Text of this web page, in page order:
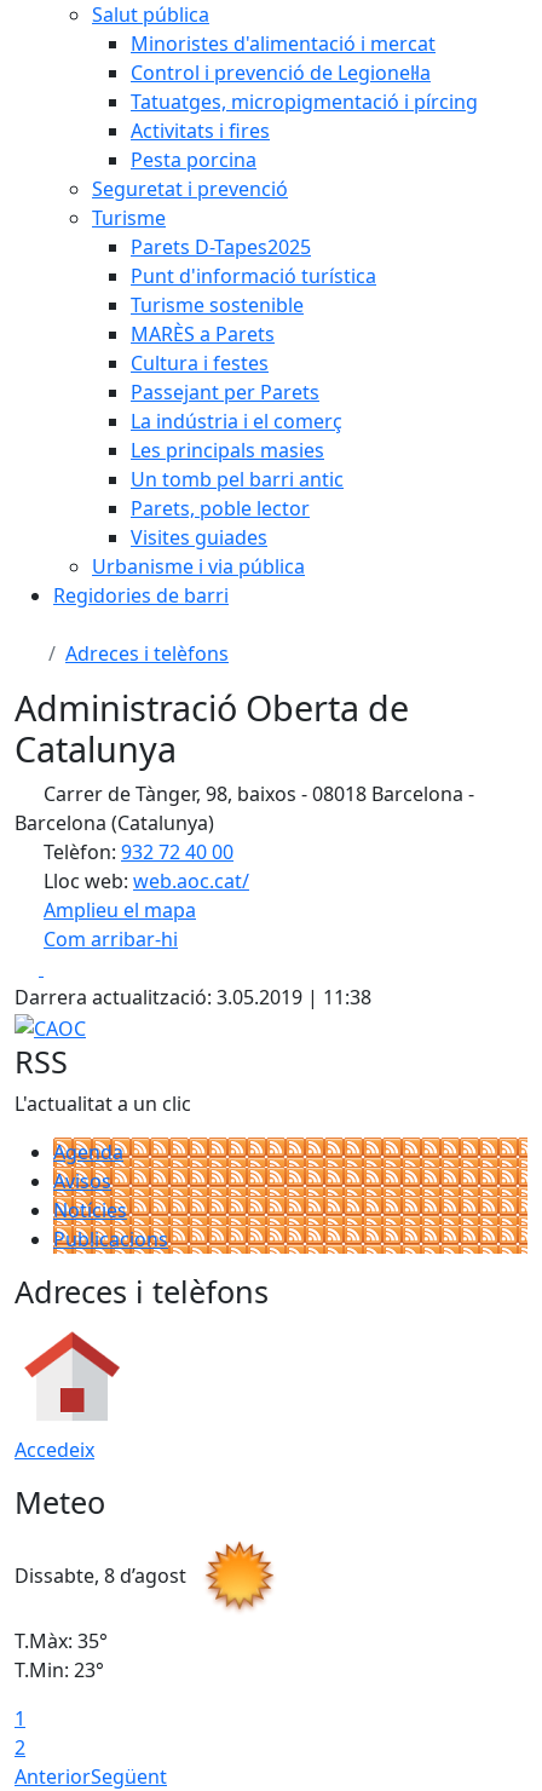
Salut pública
Minoristes d'alimentació i mercat
Control i prevenció de Legionel·la
Tatuatges, micropigmentació i pírcing
Activitats i fires
Pesta porcina
Seguretat i prevenció
Turisme
Parets D-Tapes2025
Punt d'informació turística
Turisme sostenible
MARÈS a Parets
Cultura i festes
Passejant per Parets
La indústria i el comerç
Les principals masies
Un tomb pel barri antic
Parets, poble lector
Visites guiades
Urbanisme i via pública
Regidories de barri
Adreces i telèfons
Administració Oberta de
Catalunya
Carrer de Tànger, 98, baixos - 08018 Barcelona -
Barcelona (Catalunya)
Telèfon: 932 72 40 00
Lloc web: web.aoc.cat/
Amplieu el mapa
Com arribar-hi
+
−
Darrera actualització: 3.05.2019 | 11:38
CAOC
RSS
L'actualitat a un clic
Agenda
Avisos
Notícies
Publicacions
Adreces i telèfons
Accedeix
Meteo
Dissabte, 8 d’agost
T.Màx: 35°
T.Min: 23°
1
2
AnteriorSegüent